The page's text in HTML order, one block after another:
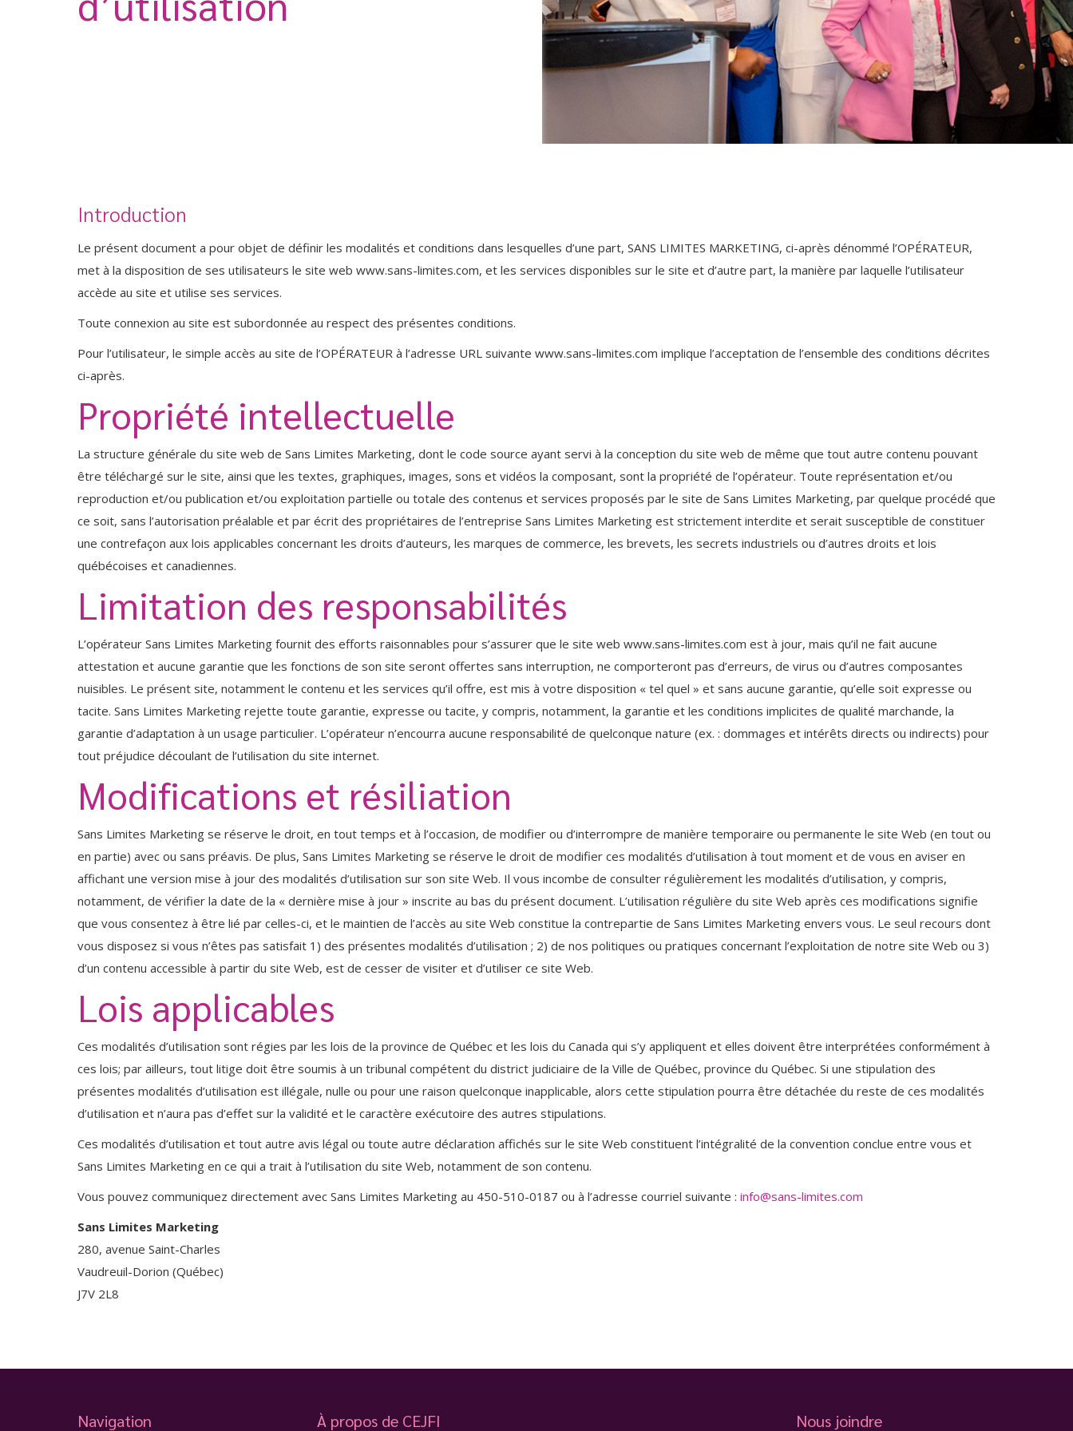
Introduction
Le présent document a pour objet de définir les modalités et conditions dans lesquelles d’une part, SANS LIMITES MARKETING, ci-après dénommé l’OPÉRATEUR,
met à la disposition de ses utilisateurs le site web www.sans-limites.com, et les services disponibles sur le site et d’autre part, la manière par laquelle l’utilisateur
accède au site et utilise ses services.
Toute connexion au site est subordonnée au respect des présentes conditions.
Pour l’utilisateur, le simple accès au site de l’OPÉRATEUR à l’adresse URL suivante www.sans-limites.com implique l’acceptation de l’ensemble des conditions décrites
ci-après.
Propriété intellectuelle
La structure générale du site web de Sans Limites Marketing, dont le code source ayant servi à la conception du site web de même que tout autre contenu pouvant
être téléchargé sur le site, ainsi que les textes, graphiques, images, sons et vidéos la composant, sont la propriété de l’opérateur. Toute représentation et/ou
reproduction et/ou publication et/ou exploitation partielle ou totale des contenus et services proposés par le site de Sans Limites Marketing, par quelque procédé que
ce soit, sans l’autorisation préalable et par écrit des propriétaires de l’entreprise Sans Limites Marketing est strictement interdite et serait susceptible de constituer
une contrefaçon aux lois applicables concernant les droits d’auteurs, les marques de commerce, les brevets, les secrets industriels ou d’autres droits et lois
québécoises et canadiennes.
Limitation des responsabilités
L’opérateur Sans Limites Marketing fournit des efforts raisonnables pour s’assurer que le site web www.sans-limites.com est à jour, mais qu’il ne fait aucune
attestation et aucune garantie que les fonctions de son site seront offertes sans interruption, ne comporteront pas d’erreurs, de virus ou d’autres composantes
nuisibles. Le présent site, notamment le contenu et les services qu’il offre, est mis à votre disposition « tel quel » et sans aucune garantie, qu’elle soit expresse ou
tacite. Sans Limites Marketing rejette toute garantie, expresse ou tacite, y compris, notamment, la garantie et les conditions implicites de qualité marchande, la
garantie d’adaptation à un usage particulier. L’opérateur n’encourra aucune responsabilité de quelconque nature (ex. : dommages et intérêts directs ou indirects) pour
tout préjudice découlant de l’utilisation du site internet.
Modifications et résiliation
Sans Limites Marketing se réserve le droit, en tout temps et à l’occasion, de modifier ou d’interrompre de manière temporaire ou permanente le site Web (en tout ou
en partie) avec ou sans préavis. De plus, Sans Limites Marketing se réserve le droit de modifier ces modalités d’utilisation à tout moment et de vous en aviser en
affichant une version mise à jour des modalités d’utilisation sur son site Web. Il vous incombe de consulter régulièrement les modalités d’utilisation, y compris,
notamment, de vérifier la date de la « dernière mise à jour » inscrite au bas du présent document. L’utilisation régulière du site Web après ces modifications signifie
que vous consentez à être lié par celles-ci, et le maintien de l’accès au site Web constitue la contrepartie de Sans Limites Marketing envers vous. Le seul recours dont
vous disposez si vous n’êtes pas satisfait 1) des présentes modalités d’utilisation ; 2) de nos politiques ou pratiques concernant l’exploitation de notre site Web ou 3)
d’un contenu accessible à partir du site Web, est de cesser de visiter et d’utiliser ce site Web.
Lois applicables
Ces modalités d’utilisation sont régies par les lois de la province de Québec et les lois du Canada qui s’y appliquent et elles doivent être interprétées conformément à
ces lois; par ailleurs, tout litige doit être soumis à un tribunal compétent du district judiciaire de la Ville de Québec, province du Québec. Si une stipulation des
présentes modalités d’utilisation est illégale, nulle ou pour une raison quelconque inapplicable, alors cette stipulation pourra être détachée du reste de ces modalités
d’utilisation et n’aura pas d’effet sur la validité et le caractère exécutoire des autres stipulations.
Ces modalités d’utilisation et tout autre avis légal ou toute autre déclaration affichés sur le site Web constituent l’intégralité de la convention conclue entre vous et
Sans Limites Marketing en ce qui a trait à l’utilisation du site Web, notamment de son contenu.
Vous pouvez communiquez directement avec Sans Limites Marketing au 450-510-0187 ou à l’adresse courriel suivante : info@sans-limites.com
Sans Limites Marketing
280, avenue Saint-Charles
Vaudreuil-Dorion (Québec)
J7V 2L8
Navigation À propos de CEJFI Nous joindre